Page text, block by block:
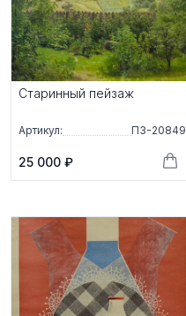
Старинный пейзаж
Артикул: ПЗ-20849
25 000 ₽